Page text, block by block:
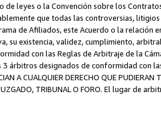
de leyes o la Convención sobre los
que todas las controversias,
de Afiliados, este Acuerdo o la relación
su existencia, validez, cumplimiento,
con las Reglas de Arbitraje de la
árbitros designados de conformidad con las
A CUALQUIER DERECHO QUE
TRIBUNAL O FORO. El lugar de